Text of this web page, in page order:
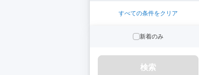
すべての条件をクリア
新着のみ
検索